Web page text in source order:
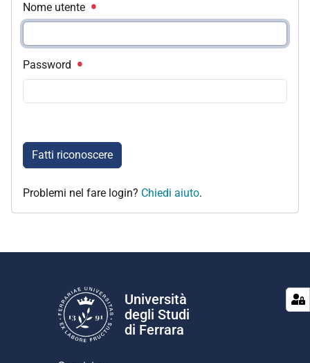
Nome utente
Password
Fatti riconoscere
Problemi nel fare login? Chiedi aiuto.
Università
degli Studi
di Ferrara